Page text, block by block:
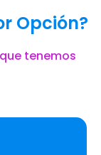
Opción?
tenemos